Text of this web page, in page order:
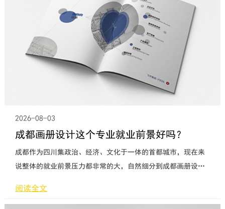
据，并进行数据分析和挖掘，
2026-08-03
成都画册设计这个专业就业前景好吗？
成都作为四川集政治、经济、文化于一体的首都城市，现在来
说整体的就业前景压力都非常的大，自然细分到成都画册设计
术课程包括很多细分领域，有视觉传达、室内装潢、环艺设
阅读全文